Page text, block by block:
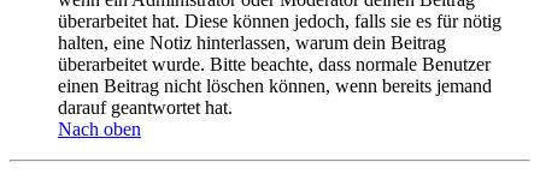
überarbeitet hat. Diese können jedoch, falls sie es für nötig
halten, eine Notiz hinterlassen, warum dein Beitrag
überarbeitet wurde. Bitte beachte, dass normale Benutzer
einen Beitrag nicht löschen können, wenn bereits jemand
darauf geantwortet hat.
Nach oben